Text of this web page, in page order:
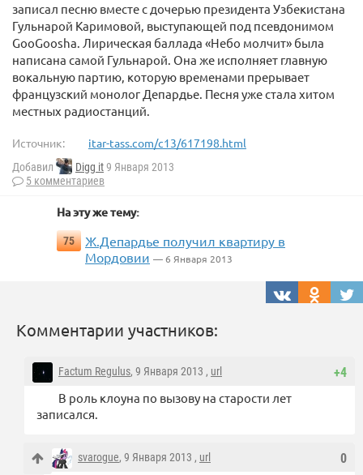
записал песню вместе с дочерью президента Узбекистана
Гульнарой Каримовой, выступающей под псевдонимом
GooGoosha. Лирическая баллада «Небо молчит» была
написана самой Гульнарой. Она же исполняет главную
вокальную партию, которую временами прерывает
французский монолог Депардье. Песня уже стала хитом
местных радиостанций.
Источник: itar-tass.com/c13/617198.html
Добавил Digg it9 Января 2013
5 комментариев
На эту же тему:
75
Ж.Депардье получил квартиру в
Мордовии — 6 Января 2013
Комментарии участников:
+4
Factum Regulus, 9 Января 2013 , url
В роль клоуна по вызову на старости лет
записался.
0
svarogue, 9 Января 2013 , url